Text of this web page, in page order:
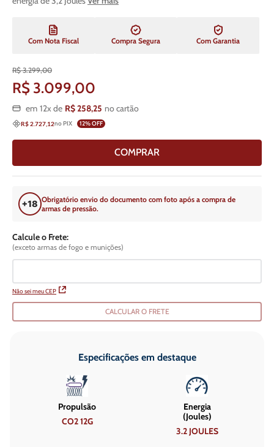
Com Nota Fiscal Compra Segura Com Garantia
R$ 3.299,00
R$ 3.099,00
em 12x de R$258,25 no cartão
R$ 2.727,12no PIX 12% OFF
COMPRAR
Obrigatório envio do documento com foto após a compra de
armas de pressão.
Calcule o Frete:
(exceto armas de fogo e munições)
Não sei meu CEP
CALCULAR O FRETE
Especificações em destaque
Propulsão
CO2 12G
Energia
(Joules)
3.2 JOULES